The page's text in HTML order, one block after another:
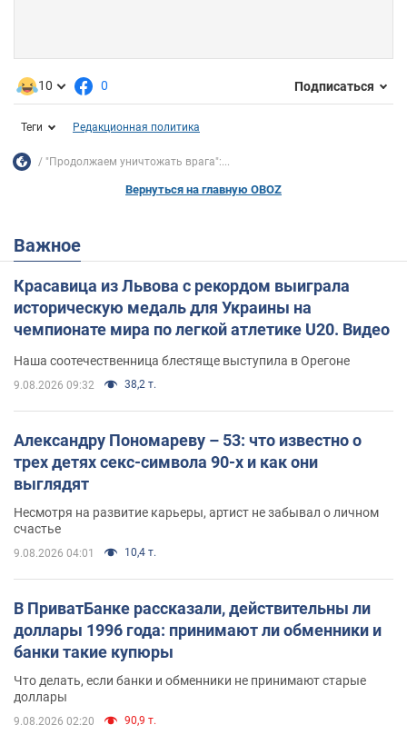
10 0 Подписаться
Теги Редакционная политика
"Продолжаем уничтожать врага":...
Вернуться на главную OBOZ
Важное
Красавица из Львова с рекордом выиграла
историческую медаль для Украины на
чемпионате мира по легкой атлетике U20. Видео
Наша соотечественница блестяще выступила в Орегоне
9.08.2026 09:32 38,2 т.
Александру Пономареву – 53: что известно о
трех детях секс-символа 90-х и как они
выглядят
Несмотря на развитие карьеры, артист не забывал о личном
счастье
9.08.2026 04:01 10,4 т.
В ПриватБанке рассказали, действительны ли
доллары 1996 года: принимают ли обменники и
банки такие купюры
Что делать, если банки и обменники не принимают старые
доллары
9.08.2026 02:20 90,9 т.